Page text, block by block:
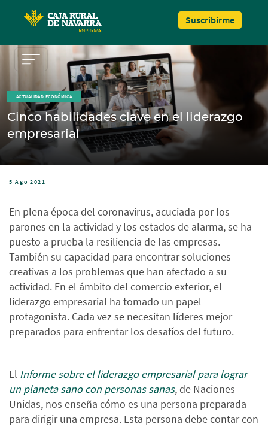
Suscribirme
ACTUALIDAD ECONÓMICA
Cinco habilidades clave en el liderazgo
empresarial
5 Ago 2021
En plena época del coronavirus, acuciada por los
parones en la actividad y los estados de alarma, se ha
puesto a prueba la resiliencia de las empresas.
También su capacidad para encontrar soluciones
creativas a los problemas que han afectado a su
actividad. En el ámbito del comercio exterior, el
liderazgo empresarial ha tomado un papel
protagonista. Cada vez se necesitan líderes mejor
preparados para enfrentar los desafíos del futuro.
El Informe sobre el liderazgo empresarial para lograr
un planeta sano con personas sanas, de Naciones
Unidas, nos enseña cómo es una persona preparada
para dirigir una empresa. Esta persona debe contar con